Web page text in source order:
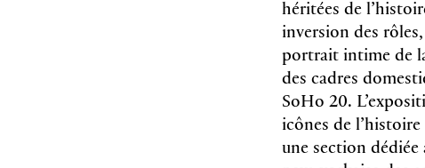
héritées de
inversion des
portrait intime de
des cadres
SoHo 20.
icônes de
une section